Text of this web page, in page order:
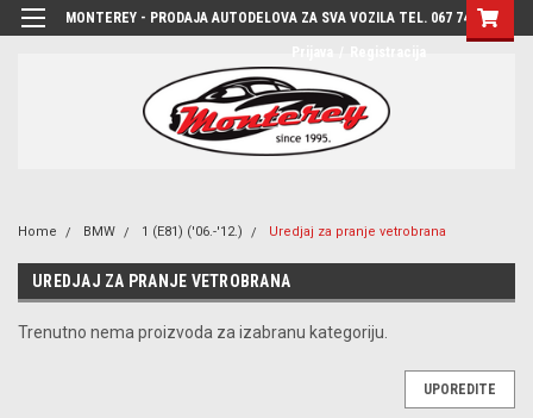
MONTEREY - PRODAJA AUTODELOVA ZA SVA VOZILA TEL. 067 7444-780
Home BMW 1 (E81) ('06.-'12.) Uredjaj za pranje vetrobrana
UREDJAJ ZA PRANJE VETROBRANA
Trenutno nema proizvoda za izabranu kategoriju.
UPOREDITE